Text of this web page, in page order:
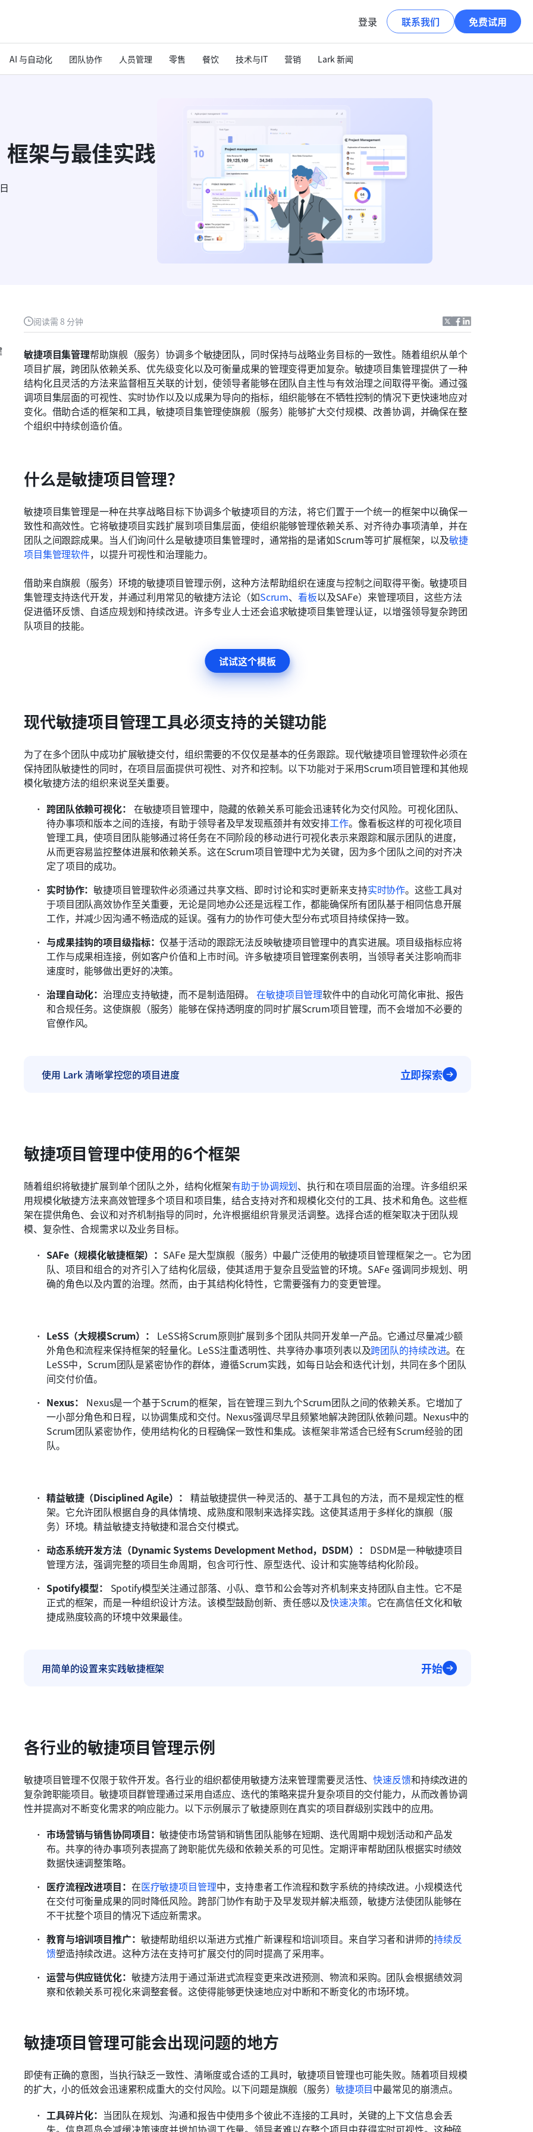
登录 联系我们 免费试用
AI 与自动化 团队协作 人员管理 零售 餐饮 技术与IT 营销 Lark 新闻
架与最佳实践
阅读需 8 分钟
敏捷项目集管理帮助旗舰（服务）协调多个敏捷团队，同时保持与战略业务目标的一致性。随着组织从单个
项目扩展，跨团队依赖关系、优先级变化以及可衡量成果的管理变得更加复杂。敏捷项目集管理提供了一种
结构化且灵活的方法来监督相互关联的计划，使领导者能够在团队自主性与有效治理之间取得平衡。通过强
调项目集层面的可视性、实时协作以及以成果为导向的指标，组织能够在不牺牲控制的情况下更快速地应对
变化。借助合适的框架和工具，敏捷项目集管理使旗舰（服务）能够扩大交付规模、改善协调，并确保在整
个组织中持续创造价值。
什么是敏捷项目管理？
敏捷项目集管理是一种在共享战略目标下协调多个敏捷项目的方法，将它们置于一个统一的框架中以确保一
致性和高效性。它将敏捷项目实践扩展到项目集层面，使组织能够管理依赖关系、对齐待办事项清单，并在
团队之间跟踪成果。当人们询问什么是敏捷项目集管理时，通常指的是诸如Scrum等可扩展框架，以及敏捷
项目集管理软件，以提升可视性和治理能力。
借助来自旗舰（服务）环境的敏捷项目管理示例，这种方法帮助组织在速度与控制之间取得平衡。敏捷项目
集管理支持迭代开发，并通过利用常见的敏捷方法论（如Scrum、看板以及SAFe）来管理项目，这些方法
促进循环反馈、自适应规划和持续改进。许多专业人士还会追求敏捷项目集管理认证，以增强领导复杂跨团
队项目的技能。
试试这个模板
现代敏捷项目管理工具必须支持的关键功能
为了在多个团队中成功扩展敏捷交付，组织需要的不仅仅是基本的任务跟踪。现代敏捷项目管理软件必须在
保持团队敏捷性的同时，在项目层面提供可视性、对齐和控制。以下功能对于采用Scrum项目管理和其他规
模化敏捷方法的组织来说至关重要。
跨团队依赖可视化： 在敏捷项目管理中，隐藏的依赖关系可能会迅速转化为交付风险。可视化团队、
待办事项和版本之间的连接，有助于领导者及早发现瓶颈并有效安排工作。像看板这样的可视化项目
管理工具，使项目团队能够通过将任务在不同阶段的移动进行可视化表示来跟踪和展示团队的进度，
从而更容易监控整体进展和依赖关系。这在Scrum项目管理中尤为关键，因为多个团队之间的对齐决
定了项目的成功。
实时协作：敏捷项目管理软件必须通过共享文档、即时讨论和实时更新来支持实时协作。这些工具对
于项目团队高效协作至关重要，无论是同地办公还是远程工作，都能确保所有团队基于相同信息开展
工作，并减少因沟通不畅造成的延误。强有力的协作可使大型分布式项目持续保持一致。
与成果挂钩的项目级指标：仅基于活动的跟踪无法反映敏捷项目管理中的真实进展。项目级指标应将
工作与成果相连接，例如客户价值和上市时间。许多敏捷项目管理案例表明，当领导者关注影响而非
速度时，能够做出更好的决策。
治理自动化： 治理应支持敏捷，而不是制造阻碍。 在敏捷项目管理软件中的自动化可简化审批、报告
和合规任务。这使旗舰（服务）能够在保持透明度的同时扩展Scrum项目管理，而不会增加不必要的
官僚作风。
使用 Lark 清晰掌控您的项目进度 立即探索
敏捷项目管理中使用的6个框架
随着组织将敏捷扩展到单个团队之外，结构化框架有助于协调规划、执行和在项目层面的治理。许多组织采
用规模化敏捷方法来高效管理多个项目和项目集，结合支持对齐和规模化交付的工具、技术和角色。这些框
架在提供角色、会议和对齐机制指导的同时，允许根据组织背景灵活调整。选择合适的框架取决于团队规
模、复杂性、合规需求以及业务目标。
SAFe（规模化敏捷框架）： SAFe 是大型旗舰（服务）中最广泛使用的敏捷项目管理框架之一。它为团
队、项目和组合的对齐引入了结构化层级，使其适用于复杂且受监管的环境。SAFe 强调同步规划、明
确的角色以及内置的治理。然而，由于其结构化特性，它需要强有力的变更管理。
LeSS（大规模Scrum）：
LeSS将Scrum原则扩展到多个团队共同开发单一产品。它通过尽量减少额
外角色和流程来保持框架的轻量化。LeSS注重透明性、共享待办事项列表以及跨团队的持续改进。在
LeSS中，Scrum团队是紧密协作的群体，遵循Scrum实践，如每日站会和迭代计划，共同在多个团队
间交付价值。
Nexus：
Nexus是一个基于Scrum的框架，旨在管理三到九个Scrum团队之间的依赖关系。它增加了
一小部分角色和日程，以协调集成和交付。Nexus强调尽早且频繁地解决跨团队依赖问题。Nexus中的
Scrum团队紧密协作，使用结构化的日程确保一致性和集成。该框架非常适合已经有Scrum经验的团
队。
精益敏捷（Disciplined Agile）： 精益敏捷提供一种灵活的、基于工具包的方法，而不是规定性的框
架。它允许团队根据自身的具体情境、成熟度和限制来选择实践。这使其适用于多样化的旗舰（服
务）环境。精益敏捷支持敏捷和混合交付模式。
动态系统开发方法（Dynamic Systems Development Method，DSDM）： DSDM是一种敏捷项目
管理方法，强调完整的项目生命周期，包含可行性、原型迭代、设计和实施等结构化阶段。
Spotify模型：
Spotify模型关注通过部落、小队、章节和公会等对齐机制来支持团队自主性。它不是
正式的框架，而是一种组织设计方法。该模型鼓励创新、责任感以及快速决策。它在高信任文化和敏
捷成熟度较高的环境中效果最佳。
用简单的设置来实践敏捷框架 开始
各行业的敏捷项目管理示例
敏捷项目管理不仅限于软件开发。各行业的组织都使用敏捷方法来管理需要灵活性、快速反馈和持续改进的
复杂跨职能项目。敏捷项目群管理通过采用自适应、迭代的策略来提升复杂项目的交付能力，从而改善协调
性并提高对不断变化需求的响应能力。以下示例展示了敏捷原则在真实的项目群级别实践中的应用。
市场营销与销售协同项目：敏捷使市场营销和销售团队能够在短期、迭代周期中规划活动和产品发
布。共享的待办事项列表提高了跨职能优先级和依赖关系的可见性。定期评审帮助团队根据实时绩效
数据快速调整策略。
医疗流程改进项目： 在医疗敏捷项目管理中，支持患者工作流程和数字系统的持续改进。小规模迭代
在交付可衡量成果的同时降低风险。跨部门协作有助于及早发现并解决瓶颈，敏捷方法使团队能够在
不干扰整个项目的情况下适应新需求。
教育与培训项目推广： 敏捷帮助组织以渐进方式推广新课程和培训项目。来自学习者和讲师的持续反
馈塑造持续改进。这种方法在支持可扩展交付的同时提高了采用率。
运营与供应链优化： 敏捷方法用于通过渐进式流程变更来改进预测、物流和采购。团队会根据绩效洞
察和依赖关系可视化来调整套餐。这使得能够更快速地应对中断和不断变化的市场环境。
敏捷项目管理可能会出现问题的地方
即使有正确的意图，当执行缺乏一致性、清晰度或合适的工具时，敏捷项目管理也可能失败。随着项目规模
的扩大，小的低效会迅速累积成重大的交付风险。以下问题是旗舰（服务） 敏捷项目中最常见的崩溃点。
工具碎片化： 当团队在规划、沟通和报告中使用多个彼此不连接的工具时，关键的上下文信息会丢
失。信息孤岛会减缓决策速度并增加协调工作量。领导者难以在整个项目中获得实时可视性。这种碎